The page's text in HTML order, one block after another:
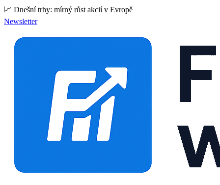
📈 Dnešní trhy: mírný růst akcií v Evropě
Newsletter